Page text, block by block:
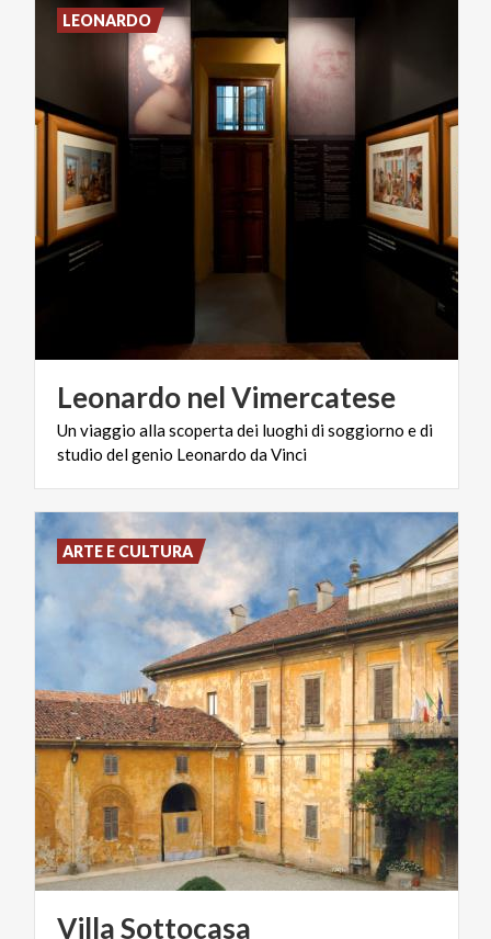
Leonardo nelVimercatese
Unviaggio allascopertadei luoghidisoggiorno edi
studio delgenio Leonardo daVinci
LEONARDO
VillaSottocasa
ARTE E CULTURA